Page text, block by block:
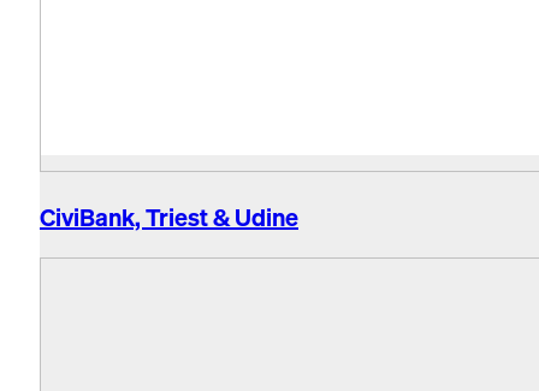
CiviBank, Triest & Udine